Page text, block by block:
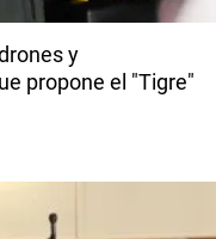
y
propone el "Tigre"